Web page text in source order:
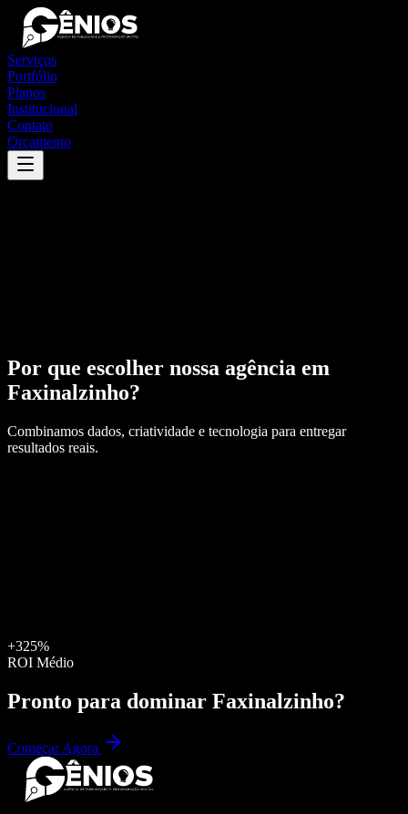
Serviços
Portfólio
Planos
Institucional
Contato
Orçamento
Por que escolher nossa agência em
Faxinalzinho?
Combinamos dados, criatividade e tecnologia para entregar
resultados reais.
+325%
ROI Médio
Pronto para dominar Faxinalzinho?
Começar Agora